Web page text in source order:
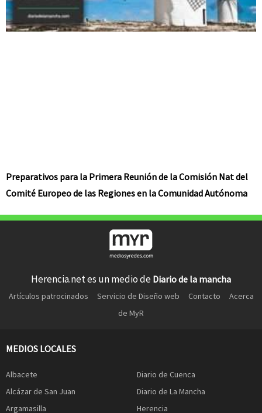
Preparativos para la Primera Reunión de la Comisión Nat del
Comité Europeo de las Regiones en la Comunidad Autónoma
Herencia.net es un medio de Diario de la mancha
Artículos patrocinados Servicio de Diseño web Contacto
Acerca
de MyR
MEDIOS LOCALES
Albacete
Alcázar de San Juan
Argamasilla
Diario de Cuenca
Diario de La Mancha
Herencia